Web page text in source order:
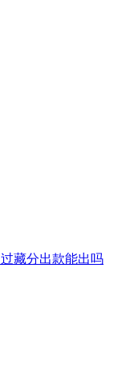
藏分出款能出吗